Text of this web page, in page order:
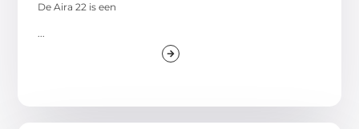
De Aira 22 is een